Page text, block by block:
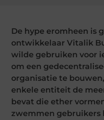
De hype eromheen is
ontwikkelaar Vitalik
wilde gebruiken voor
om een
organisatie te
enkele entiteit de
bevat die ether
zwemmen gebruikers